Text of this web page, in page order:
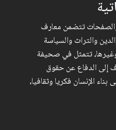
تتضمن معارف
والتراث والسياسة
وغيرها، تتمثل في صحيفة
إلى الدفاع عن حقوق
الإنسان فكريا وثقافيا،